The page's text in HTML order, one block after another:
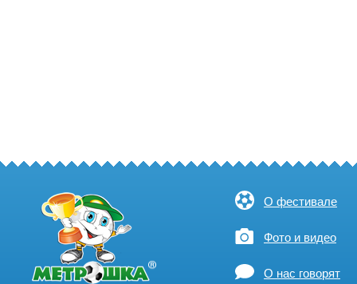
О фестивале
Фото и видео
О нас говорят